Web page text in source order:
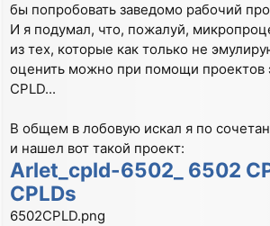
бы попробовать заведомо рабочий
И я подумал, что, пожалуй,
из тех, которые как только не
оценить можно при помощи проектов
CPLD...
В общем в лобовую искал я по
и нашел вот такой проект:
Arlet_cpld-6502_ 6502
CPLDs
6502CPLD.png